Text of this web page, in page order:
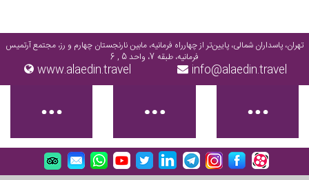
تهران، پاسداران شمالی، پایین‌تر از چهارراه فرمانیه، مابین نارنجستان چهارم و رز، مجتمع آرتمیس
فرمانیه، طبقه 7، واحد 5 , 6
info@alaedin.travel
www.alaedin.travel